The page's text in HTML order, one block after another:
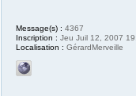
Message(s) : 4367
Inscription : Jeu Juil 12, 2007
Localisation : GérardMerveille